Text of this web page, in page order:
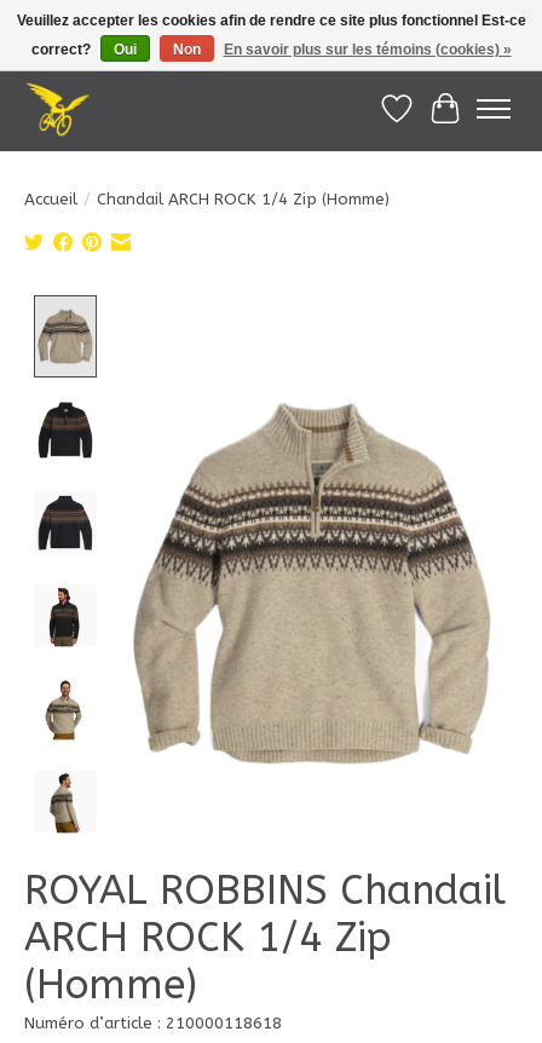
Le Pédalier | Îles de la Madeleine |info@lepedalier.com| 1-418-986-2965
Liste dePanier
Accueil / Chandail ARCH ROCK 1/4 Zip (Homme)
ROYAL ROBBINS Chandail
ARCH ROCK 1/4 Zip
(Homme)
Numéro d’article : 210000118618
Veuillez accepter les cookies afin de rendre ce site plus fonctionnel Est-ce
correct?
Oui Non En savoir plus sur les témoins (cookies) »